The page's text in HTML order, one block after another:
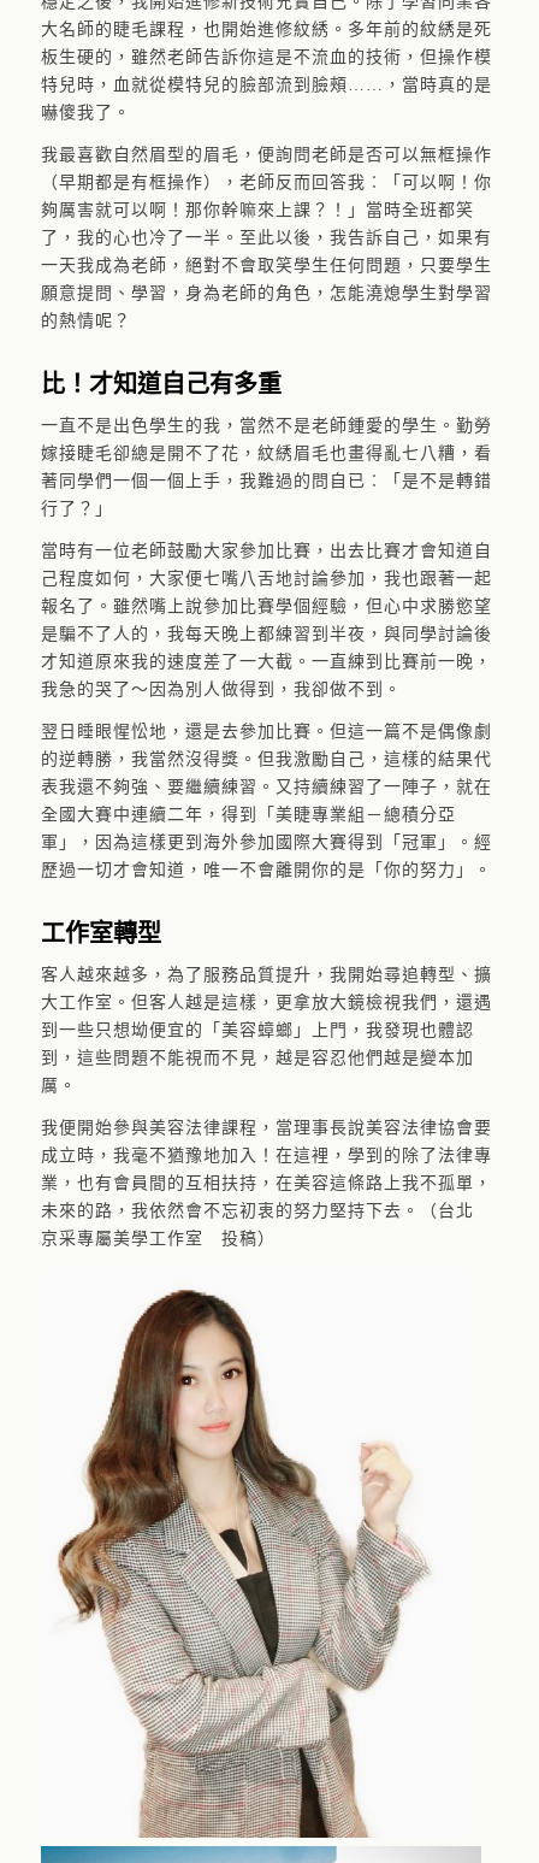
大名師的睫毛課程，也開始進修紋綉。多年前的紋綉是死
板生硬的，雖然老師告訴你這是不流血的技術，但操作模
特兒時，血就從模特兒的臉部流到臉頰……，當時真的是
嚇傻我了。
我最喜歡自然眉型的眉毛，便詢問老師是否可以無框操作
（早期都是有框操作），老師反而回答我︰「可以啊！你
夠厲害就可以啊！那你幹嘛來上課？！」當時全班都笑
了，我的心也冷了一半。至此以後，我告訴自己，如果有
一天我成為老師，絕對不會取笑學生任何問題，只要學生
願意提問、學習，身為老師的角色，怎能澆熄學生對學習
的熱情呢？
比！才知道自己有多重
一直不是出色學生的我，當然不是老師鍾愛的學生。勤勞
嫁接睫毛卻總是開不了花，紋綉眉毛也畫得亂七八糟，看
著同學們一個一個上手，我難過的問自已︰「是不是轉錯
行了？」
當時有一位老師鼓勵大家參加比賽，出去比賽才會知道自
己程度如何，大家便七嘴八舌地討論參加，我也跟著一起
報名了。雖然嘴上說參加比賽學個經驗，但心中求勝慾望
是騙不了人的，我每天晚上都練習到半夜，與同學討論後
才知道原來我的速度差了一大截。一直練到比賽前一晚，
我急的哭了～因為別人做得到，我卻做不到。
翌日睡眼惺忪地，還是去參加比賽。但這一篇不是偶像劇
的逆轉勝，我當然沒得獎。但我激勵自己，這樣的結果代
表我還不夠強、要繼續練習。又持續練習了一陣子，就在
全國大賽中連續二年，得到「美睫專業組－總積分亞
軍」，因為這樣更到海外參加國際大賽得到「冠軍」。經
歷過一切才會知道，唯一不會離開你的是「你的努力」。
工作室轉型
客人越來越多，為了服務品質提升，我開始尋追轉型、擴
大工作室。但客人越是這樣，更拿放大鏡檢視我們，還遇
到一些只想坳便宜的「美容蟑螂」上門，我發現也體認
到，這些問題不能視而不見，越是容忍他們越是變本加
厲。
我便開始參與美容法律課程，當理事長說美容法律協會要
成立時，我毫不猶豫地加入！在這裡，學到的除了法律專
業，也有會員間的互相扶持，在美容這條路上我不孤單，
未來的路，我依然會不忘初衷的努力堅持下去。（台北
京采專屬美學工作室 投稿）